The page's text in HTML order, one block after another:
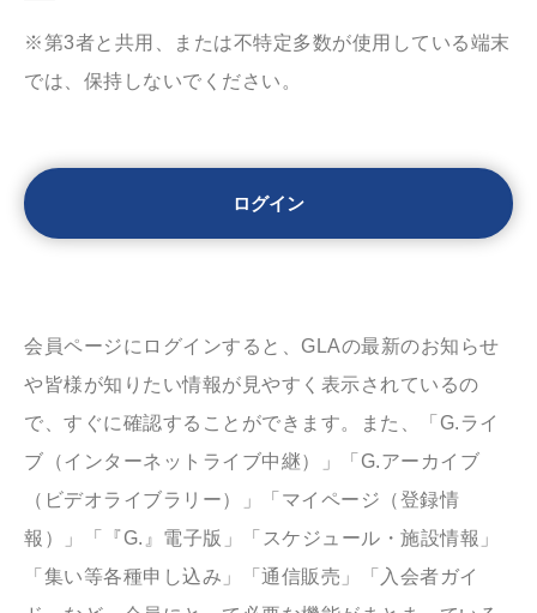
※第3者と共用、または不特定多数が使用している端末
では、保持しないでください。
会員ページにログインすると、GLAの最新のお知らせ
や皆様が知りたい情報が見やすく表示されているの
で、すぐに確認することができます。また、「G.ライ
ブ（インターネットライブ中継）」「G.アーカイブ
（ビデオライブラリー）」「マイページ（登録情
報）」「『G.』電子版」「スケジュール・施設情報」
「集い等各種申し込み」「通信販売」「入会者ガイ